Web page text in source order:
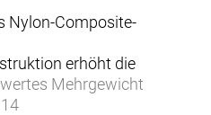
Nylon-Composite-
erhöht die
Mehrgewicht